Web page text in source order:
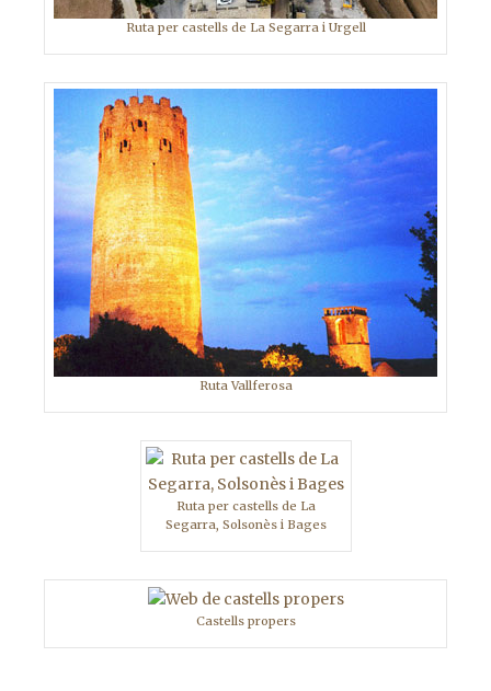
Ruta per castells de La Segarra i Urgell
Ruta Vallferosa
Ruta per castells de La
Segarra, Solsonès i Bages
Castells propers